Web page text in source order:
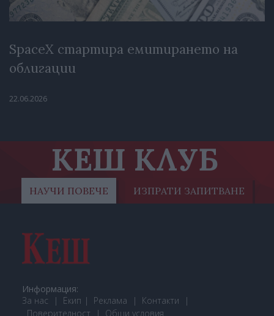
SpaceX стартира емитирането на
облигации
22.06.2026
КЕШ КЛУБ
НАУЧИ ПОВЕЧЕ ИЗПРАТИ ЗАПИТВАНЕ
Информация:
За нас
Екип Реклама
Контакти
Поверителност
Общи условия